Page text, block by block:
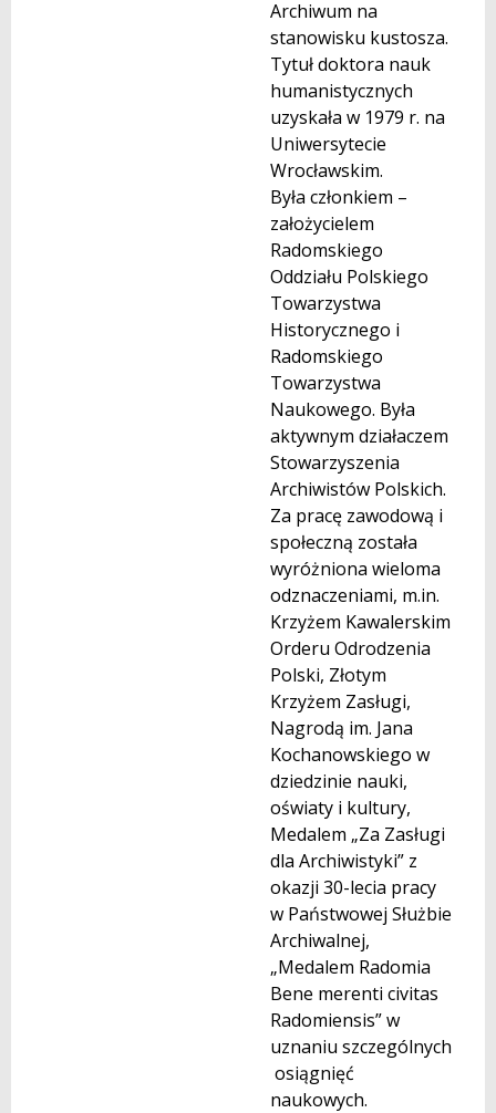
Archiwum na
stanowisku kustosza.
Tytuł doktora nauk
humanistycznych
uzyskała w 1979 r. na
Uniwersytecie
Wrocławskim.
Była członkiem –
założycielem
Radomskiego
Oddziału Polskiego
Towarzystwa
Historycznego i
Radomskiego
Towarzystwa
Naukowego. Była
aktywnym działaczem
Stowarzyszenia
Archiwistów Polskich.
Za pracę zawodową i
społeczną została
wyróżniona wieloma
odznaczeniami, m.in.
Krzyżem Kawalerskim
Orderu Odrodzenia
Polski, Złotym
Krzyżem Zasługi,
Nagrodą im. Jana
Kochanowskiego w
dziedzinie nauki,
oświaty i kultury,
Medalem „Za Zasługi
dla Archiwistyki” z
okazji 30-lecia pracy
w Państwowej Służbie
Archiwalnej,
„Medalem Radomia
Bene merenti civitas
Radomiensis” w
uznaniu szczególnych
osiągnięć
naukowych.